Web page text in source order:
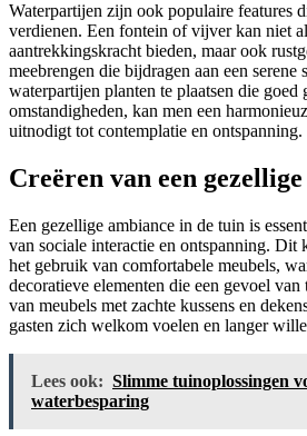
Waterpartijen zijn ook populaire features
verdienen. Een fontein of vijver kan niet
aantrekkingskracht bieden, maar ook
meebrengen die bijdragen aan een serene
waterpartijen planten te plaatsen die
omstandigheden, kan men een
uitnodigt tot contemplatie en ontspanning.
Creëren van een
Een gezellige ambiance in de tuin is
van sociale interactie en ontspanning. Dit
het gebruik van comfortabele meubels,
decoratieve elementen die een gevoel
van meubels met zachte kussens en
gasten zich welkom voelen en langer
Lees ook: Slimme tuinoplossingen
waterbesparing